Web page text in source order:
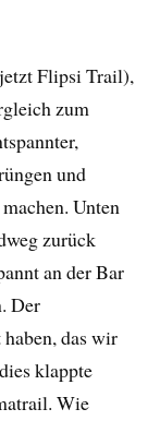
Flipsi Trail),
zum
und
Unten
zurück
an der Bar
Der
das wir
klappte
Wie